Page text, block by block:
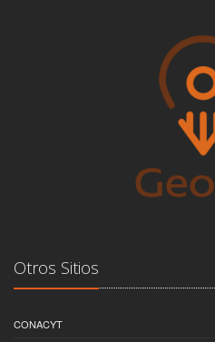
Otros Sitios
CONACYT